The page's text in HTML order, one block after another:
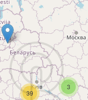
3
39